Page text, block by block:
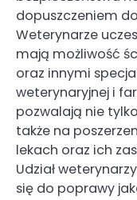
dopuszczeniem
Weterynarze
mają możliwość
oraz innymi
weterynaryjnej i
pozwalają nie
także na
lekach oraz ich
Udział
się do poprawy